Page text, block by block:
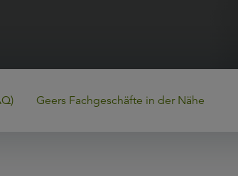
Geers Fachgeschäfte in der Nähe